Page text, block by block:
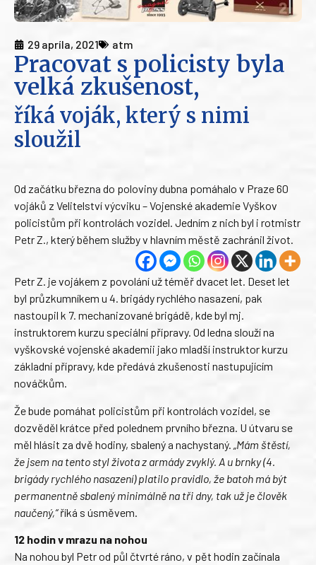
29 apríla, 2021 atm
Pracovat s policisty byla
velká zkušenost,
říká voják, který s nimi
sloužil
Od začátku března do poloviny dubna pomáhalo v Praze 60
vojáků z Velitelství výcviku – Vojenské akademie Vyškov
policistům při kontrolách vozidel. Jedním z nich byl i rotmistr
Petr Z., který během služby v hlavním městě zachránil život.
Petr Z. je vojákem z povolání už téměř dvacet let. Deset let
byl průzkumníkem u 4. brigády rychlého nasazení, pak
nastoupil k 7. mechanizované brigádě, kde byl mj.
instruktorem kurzu speciální přípravy. Od ledna slouží na
vyškovské vojenské akademii jako mladší instruktor kurzu
základní přípravy, kde předává zkušenosti nastupujícím
nováčkům.
Že bude pomáhat policistům při kontrolách vozidel, se
dozvěděl krátce před polednem prvního března. U útvaru se
měl hlásit za dvě hodiny, sbalený a nachystaný. „Mám štěstí,
že jsem na tento styl života z armády zvyklý. A u brnky (4.
brigády rychlého nasazení) platilo pravidlo, že batoh má být
permanentně sbalený minimálně na tři dny, tak už je člověk
naučený,“říká s úsměvem.
12 hodin v mrazu na nohou
Na nohou byl Petr od půl čtvrté ráno, v pět hodin začínala